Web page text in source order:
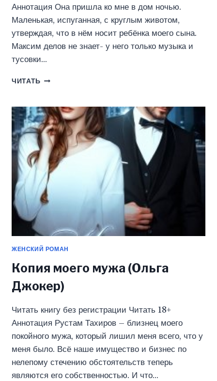
Аннотация Она пришла ко мне в дом ночью.
Маленькая, испуганная, с круглым животом,
утверждая, что в нём носит ребёнка моего сына.
Максим делов не знает- у него только музыка и
тусовки…
ЧИТАТЬ БЕРЕМЕННАЯ
СЫНА
(ОЛЬГА
ДЖОКЕР)
ЖЕНСКИЙ РОМАН
Копия моего мужа (Ольга
Джокер)
Читать книгу без регистрации Читать 18+
Аннотация Рустам Тахиров – близнец моего
покойного мужа, который лишил меня всего, что у
меня было. Всё наше имущество и бизнес по
нелепому стечению обстоятельств теперь
являются его собственностью. И что…